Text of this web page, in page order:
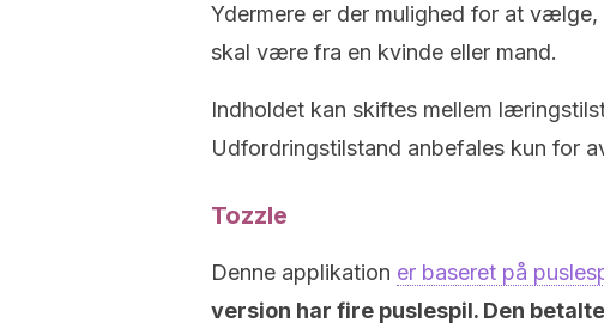
Ydermere er der mulighed for at
skal være fra en kvinde eller mand.
Indholdet kan skiftes mellem
Udfordringstilstand anbefales kun for
Tozzle
Denne applikation er baseret på
version har fire puslespil. Den